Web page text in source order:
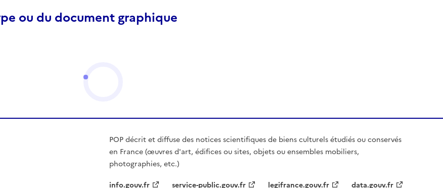
ou du document graphique
POP décrit et diffuse des notices scientifiques de biens culturels étudiés ou conservés
en France (œuvres d'art, édifices ou sites, objets ou ensembles mobiliers,
photographies, etc.)
info.gouv.fr
service-public.gouv.fr legifrance.gouv.fr data.gouv.fr